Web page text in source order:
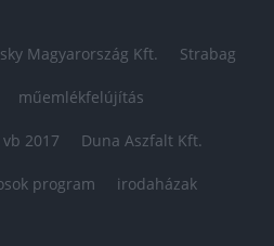
Magyarország Kft. Strabag
műemlékfelújítás
2017 Duna Aszfalt Kft.
program irodaházak